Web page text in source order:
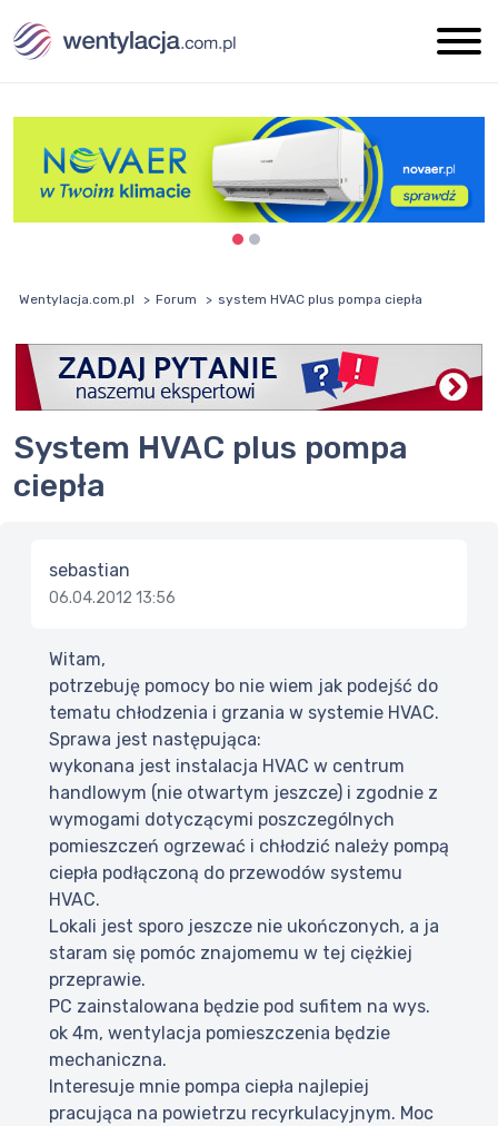
Wentylacja.com.pl Forum system HVAC plus pompa ciepła
system HVAC plus pompa
ciepła
sebastian
06.04.2012 13:56
Witam,
potrzebuję pomocy bo nie wiem jak podejść do
tematu chłodzenia i grzania w systemie HVAC.
Sprawa jest następująca:
wykonana jest instalacja HVAC w centrum
handlowym (nie otwartym jeszcze) i zgodnie z
wymogami dotyczącymi poszczególnych
pomieszczeń ogrzewać i chłodzić należy pompą
ciepła podłączoną do przewodów systemu
HVAC.
Lokali jest sporo jeszcze nie ukończonych, a ja
staram się pomóc znajomemu w tej ciężkiej
przeprawie.
PC zainstalowana będzie pod sufitem na wys.
ok 4m, wentylacja pomieszczenia będzie
mechaniczna.
Interesuje mnie pompa ciepła najlepiej
pracująca na powietrzu recyrkulacyjnym. Moc